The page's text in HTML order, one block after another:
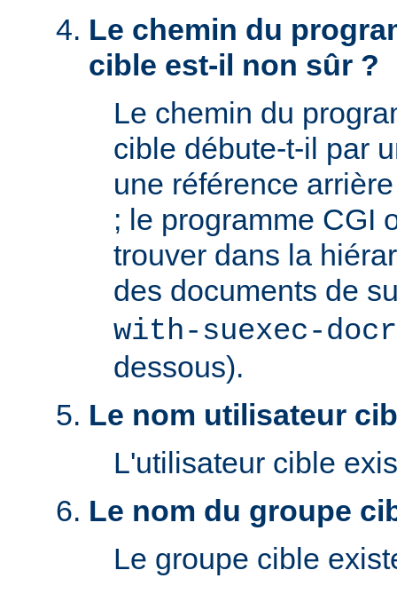
Le chemin du
cible est-il non sûr ?
Le chemin du
cible débute-t-il par
une référence
; le programme CGI
trouver dans la
des documents de
with-suexec-
dessous).
Le nom utilisateur
L'utilisateur cible
Le nom du groupe
Le groupe cible